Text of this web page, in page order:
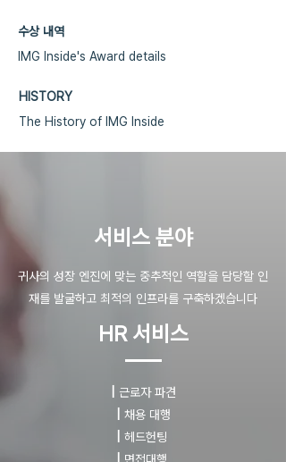
수상 내역
IMG Inside's Award details
HISTORY
The History of IMG Inside
​서비스 분야
귀사의 성장 엔진에 맞는 중추적인 역할을 담당할 인
재를 발굴하고 최적의 인프라를 구축하겠습니다
HR 서비스
근로자 파견
채용 대행
헤드헌팅